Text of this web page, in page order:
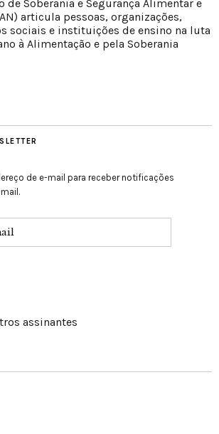
de Soberania e Segurança Alimentar e
articula pessoas, organizações,
sociais e instituições de ensino na luta
à Alimentação e pela Soberania
de e-mail para receber notificações
assinantes